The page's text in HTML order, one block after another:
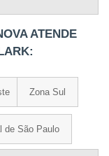
ATENDE
Zona Sul
de São Paulo